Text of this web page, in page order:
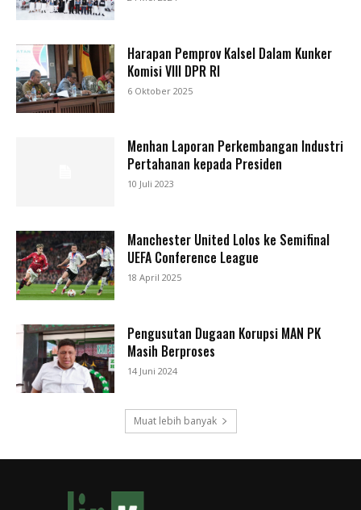
Harapan Pemprov Kalsel Dalam Kunker
Komisi VIII DPR RI
6 Oktober 2025
Menhan Laporan Perkembangan Industri
Pertahanan kepada Presiden
10 Juli 2023
Manchester United Lolos ke Semifinal
UEFA Conference League
18 April 2025
Pengusutan Dugaan Korupsi MAN PK
Masih Berproses
14 Juni 2024
Muat lebih banyak